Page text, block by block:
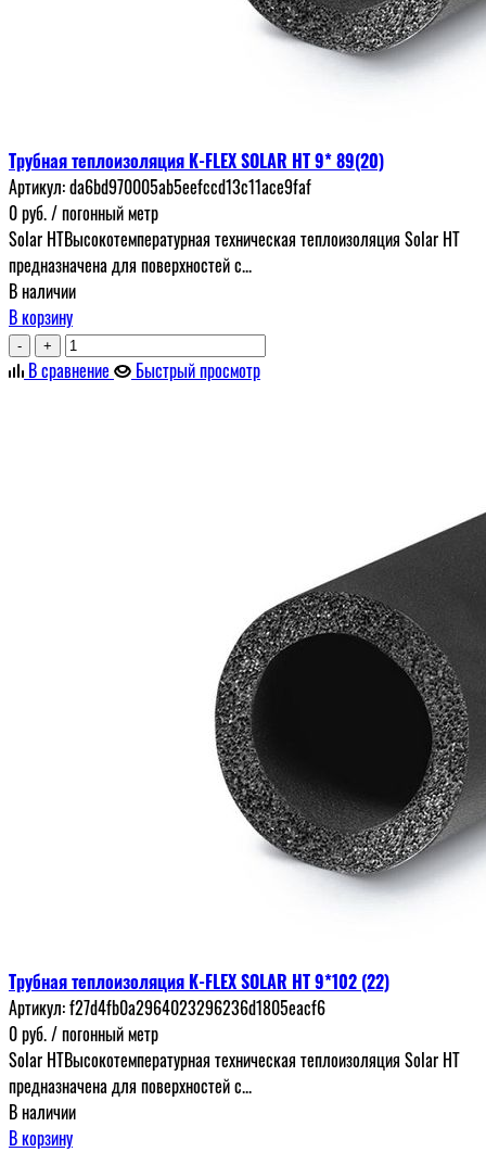
Трубная теплоизоляция K-FLEX SOLAR HT 9* 89(20)
Артикул:da6bd970005ab5eefccd13c11ace9faf
0руб./ погонный метр
Solar HTВысокотемпературная техническая теплоизоляция Solar HT
предназначена для поверхностей с...
В наличии
В корзину
- +
В сравнение Быстрый просмотр
Трубная теплоизоляция K-FLEX SOLAR HT 9*102 (22)
Артикул:f27d4fb0a2964023296236d1805eacf6
0руб./ погонный метр
Solar HTВысокотемпературная техническая теплоизоляция Solar HT
предназначена для поверхностей с...
В наличии
В корзину